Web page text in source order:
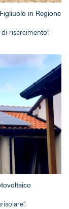
in Regione
risarcimento".